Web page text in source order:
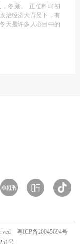
冬藏。 正值料峭初
治经济大背景下，有
天是许多人心目中的
粤ICP备20045694号
号